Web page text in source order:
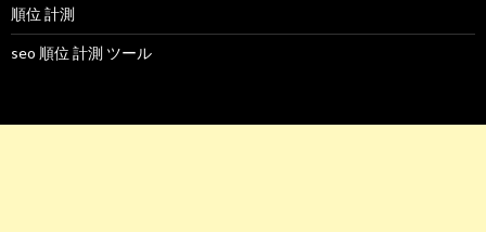
順位 計測
seo 順位 計測 ツール